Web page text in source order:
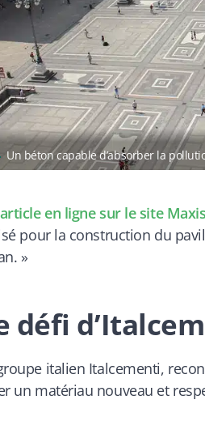
Un béton capable d’absorber la
en ligne sur le site
pour la construction du
»
défi
italien Italcementi,
un matériau nouveau et